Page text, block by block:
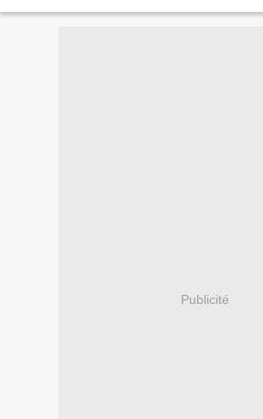
Publicité